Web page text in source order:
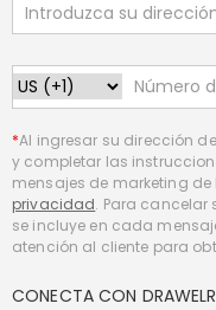
*Al ingresar su dirección
y completar las
mensajes de marketing
privacidad. Para cancelar
se incluye en cada
atención al cliente para
CONECTA CON